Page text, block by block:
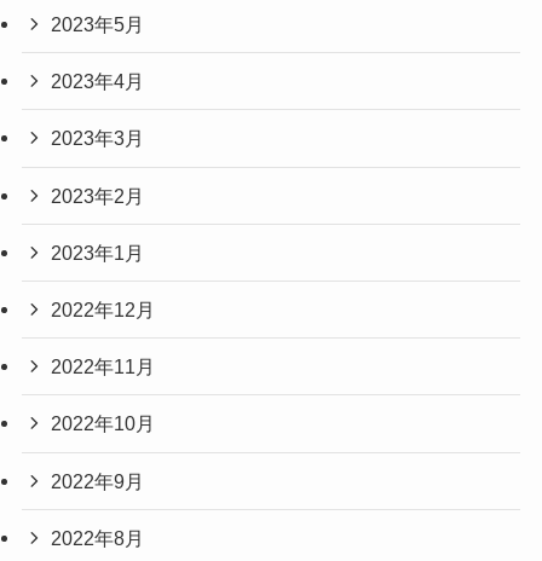
2023年5月
2023年4月
2023年3月
2023年2月
2023年1月
2022年12月
2022年11月
2022年10月
2022年9月
2022年8月